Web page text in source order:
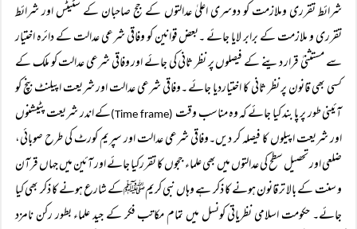
شرائط تقرری وملازمت کو دوسری اعلیٰ عدالتوں کے جج صاحبان کے سٹیٹس اور شرائط
تقرری و ملازمت کے برابر لایا جائے ۔بعض قوانین کو وفاقی شرعی عدالت کے دائرہ اختیار
سے مستثنیٰ قرار دینے کے فیصلوں پر نظر ثانی کی جائے اور وفاقی شرعی عدالت کو ملک کے
کسی بھی قانون پر نظر ثانی کا اختیاردیا جائے ۔وفاقی شرعی عدالت اور شریعت اپیلنٹ بنچ کو
آئینی طور پر پا بند کیا جائے کہ وہ مناسب وقت (Time frame)
کے اندر شریعت پٹیشنوں
اور شریعت اپیلوں کا فیصلہ کر دیں۔وفاقی شرعی عدالت اور سپریم کورٹ کی طرح صوبائی،
ضلعی اور تحصیل سطح کی عدالتوں میں بھی علماء ججوں کا تقررکیا جائے اور آئین میں جہاں قرآن
و سنت کے بالا تر قانون ہونے کا ذکر ہے وہاں نبی کریمﷺکے شارع ہونے کا ذکر بھی کیا
جائے۔ حکومت اسلامی نظریاتی کونسل میں تمام مکاتب فکر کے جید علماء بطور رکن نامزد